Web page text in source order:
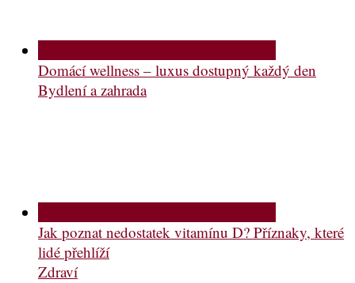
Domácí wellness – luxus dostupný každý den
Bydlení a zahrada
Jak poznat nedostatek vitamínu D? Příznaky, které
lidé přehlíží
Zdraví